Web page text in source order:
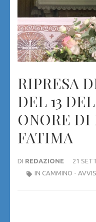
RIPRESA
DEL 13
ONORE
FATIMA
DI REDAZIONE
21
IN CAMMINO -